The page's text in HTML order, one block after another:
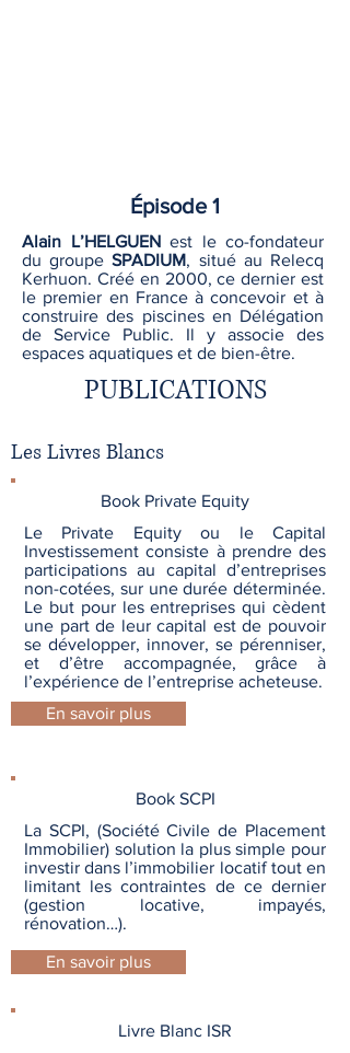
Épisode 1
Alain L’HELGUENest le co-fondateur
du groupeSPADIUM, situé au Relecq
Kerhuon. Créé en 2000, ce dernier est
le premier en France à concevoir et à
construire des piscines en Délégation
de Service Public. Il y associe des
espaces aquatiques et de bien-être.
PUBLICATIONS
Les Livres Blancs
Book Private Equity
Le Private Equity ou le Capital
Investissement consiste à prendre des
participations au capital d’entreprises
non-cotées, sur une durée déterminée.
Le but pour les entreprises qui cèdent
une part de leur capital est de pouvoir
se développer, innover, se pérenniser,
et d’être accompagnée, grâce à
l’expérience de l’entreprise acheteuse.
En savoir plus
Book SCPI
La SCPI, (Société Civile de Placement
Immobilier) solution la plus simple pour
investir dans l’immobilier locatif tout en
limitant les contraintes de ce dernier
(gestion locative, impayés,
rénovation…).
En savoir plus
Livre Blanc ISR